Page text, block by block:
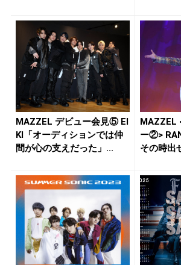
MAZZEL デビュー会見⑤ EI
KI「オーディションでは仲
間が心の支えだった」...
MAZZEL
ー②>
その時出